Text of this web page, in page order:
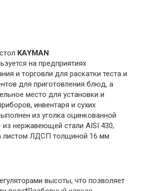
KAYMAN
на предприятиях
и торговли для раскатки теста и
для приготовления блюд, а
место для установки и
инвентаря и сухих
из уголка оцинкованной
из нержавеющей стали AISI 430,
листом ЛДСП толщиной 16 мм.
высоты, что позволяет